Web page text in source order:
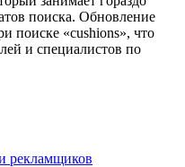
поиска. Обновление
поиске «cushions», что
и специалистов по
рекламщиков